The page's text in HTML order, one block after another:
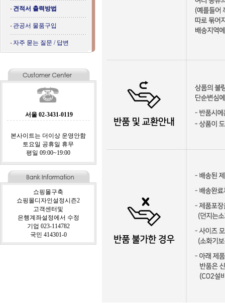
견적서 출력방법
관공서 물품구입
자주 묻는 질문 / 답변
서울 02-3431-0119
본사이트는 더이상 운영안함
토요일 공휴일 휴무
평일 09:00~19:00
쇼핑몰구축
쇼핑몰디자인설정시즌2
고객센터및
은행계좌설정에서 수정
기업 023-114782
국민 414301-0